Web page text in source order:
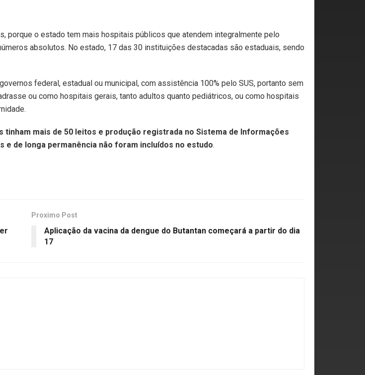
porque o estado tem mais hospitais públicos que atendem integralmente pelo
absolutos. No estado, 17 das 30 instituições destacadas são estaduais, sendo
federal, estadual ou municipal, com assistência 100% pelo SUS, portanto sem
ou como hospitais gerais, tanto adultos quanto pediátricos, ou como hospitais
tinham mais de 50 leitos e produção registrada no Sistema de Informações
e de longa permanência não foram incluídos no estudo.
Proximo Post
Aplicação da vacina da dengue do Butantan começará a partir do dia
17